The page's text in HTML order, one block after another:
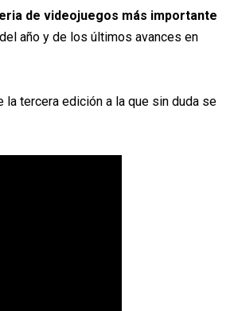
de videojuegos más importante
año y de los últimos avances en
tercera edición a la que sin duda se